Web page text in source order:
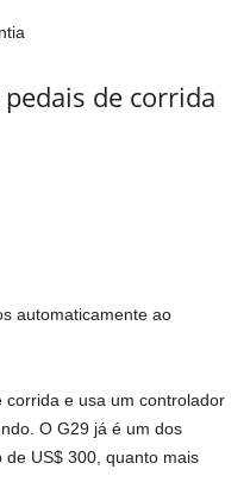
de corrida
automaticamente ao
e usa um controlador
O G29 já é um dos
US$ 300, quanto mais